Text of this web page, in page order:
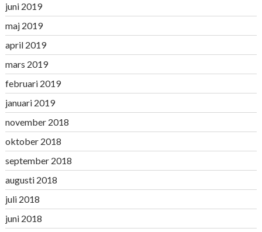
juni 2019
maj 2019
april 2019
mars 2019
februari 2019
januari 2019
november 2018
oktober 2018
september 2018
augusti 2018
juli 2018
juni 2018